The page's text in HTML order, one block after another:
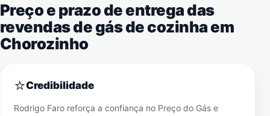
Preço e prazo de entrega das
revendas de gás de cozinha em
Chorozinho
⭐Credibilidade
Rodrigo Faro reforça a confiança no Preço do Gás e